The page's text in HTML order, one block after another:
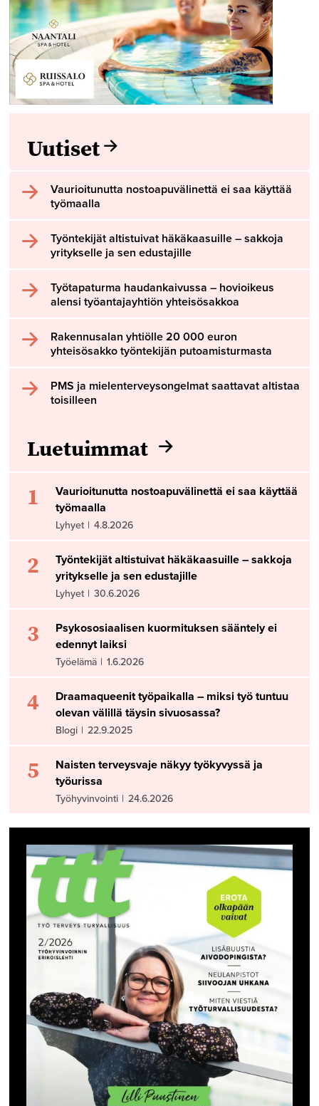
Uutiset
Vaurioitunutta nostoapuvälinettä ei saa käyttää
työmaalla
Työntekijät altistuivat häkäkaasuille – sakkoja
yritykselle ja sen edustajille
Työtapaturma haudankaivussa – hovioikeus
alensi työantajayhtiön yhteisösakkoa
Rakennusalan yhtiölle 20 000 euron
yhteisösakko työntekijän putoamisturmasta
PMS ja mielenterveysongelmat saattavat altistaa
toisilleen
Luetuimmat
1
Vaurioitunutta nostoapuvälinettä ei saa käyttää
työmaalla
Lyhyet | 4.8.2026
2
Työntekijät altistuivat häkäkaasuille – sakkoja
yritykselle ja sen edustajille
Lyhyet | 30.6.2026
3
Psykososiaalisen kuormituksen sääntely ei
edennyt laiksi
Työelämä | 1.6.2026
4
Draamaqueenit työpaikalla – miksi työ tuntuu
olevan välillä täysin sivuosassa?
Blogi | 22.9.2025
5
Naisten terveysvaje näkyy työkyvyssä ja
työurissa
Työhyvinvointi | 24.6.2026